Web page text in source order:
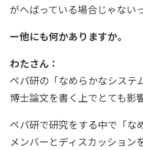
がへばっている場合じゃない
ー他にも何かありますか。
わたさん：
ペパ研の「なめらかなシステ
博士論文を書く上でとても影
ペパ研で研究をする中で「な
メンバーとディスカッション